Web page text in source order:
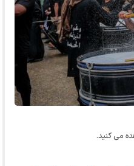
می کنید.